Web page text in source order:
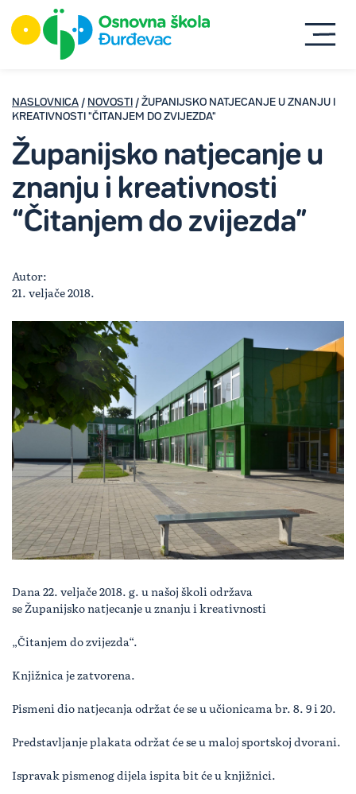
NASLOVNICA / NOVOSTI
/ ŽUPANIJSKO NATJECANJE U ZNANJU I
KREATIVNOSTI "ČITANJEM DO ZVIJEZDA"
Županijsko natjecanje u
znanju i kreativnosti
“Čitanjem do zvijezda”
Autor:
21. veljače 2018.
Dana 22. veljače 2018. g. u našoj školi održava
se Županijsko natjecanje u znanju i kreativnosti
„Čitanjem do zvijezda“.
Knjižnica je zatvorena.
Pismeni dio natjecanja održat će se u učionicama br. 8. 9 i 20.
Predstavljanje plakata održat će se u maloj sportskoj dvorani.
Ispravak pismenog dijela ispita bit će u knjižnici.